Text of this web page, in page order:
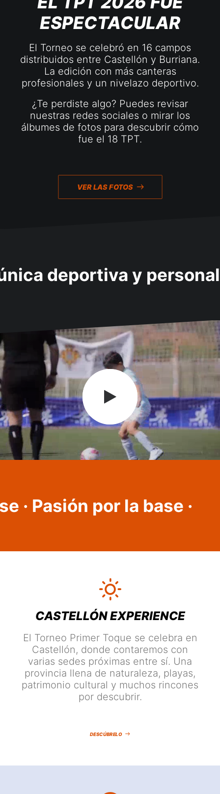
ESPECTACULAR
El Torneo se celebró en 16 campos
distribuidos entre Castellón y Burriana.
La edición con más canteras
profesionales y un nivelazo deportivo.
¿Te perdiste algo? Puedes revisar
nuestras redes sociales o mirar los
álbumes de fotos para descubrir cómo
fue el 18 TPT.
VER LAS FOTOS
deportiva y
· Pasión por la base ·
CASTELLÓN EXPERIENCE
El Torneo Primer Toque se celebra en
Castellón, donde contaremos con
varias sedes próximas entre sí. Una
provincia llena de naturaleza, playas,
patrimonio cultural y muchos rincones
por descubrir.
DESCÚBRELO